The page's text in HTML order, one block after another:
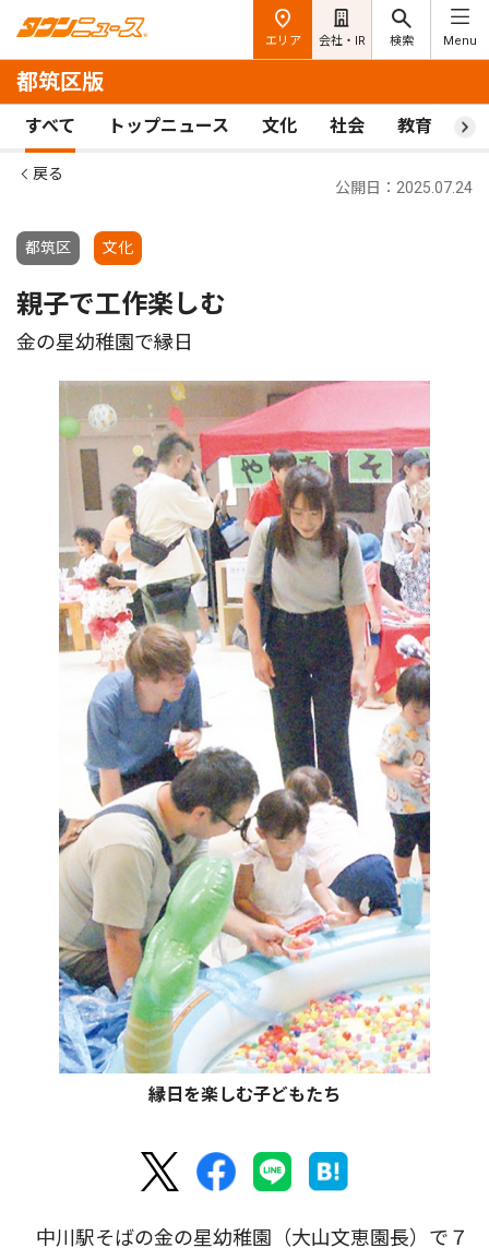
エリア 会社・IR 検索 Menu
都筑区版
すべて トップニュース 文化 社会 教育 ス
戻る
都筑区 文化
公開日：2025.07.24
親子で工作楽しむ
金の星幼稚園で縁日
縁日を楽しむ子どもたち
中川駅そばの金の星幼稚園（大山文恵園長）で７